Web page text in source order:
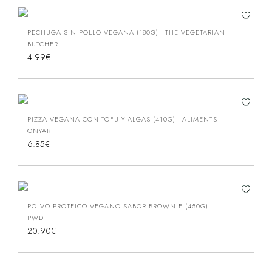
PECHUGA SIN POLLO VEGANA (180G) - THE VEGETARIAN
BUTCHER
4.99€
PIZZA VEGANA CON TOFU Y ALGAS (410G) - ALIMENTS
ONYAR
6.85€
POLVO PROTEICO VEGANO SABOR BROWNIE (450G) -
PWD
20.90€